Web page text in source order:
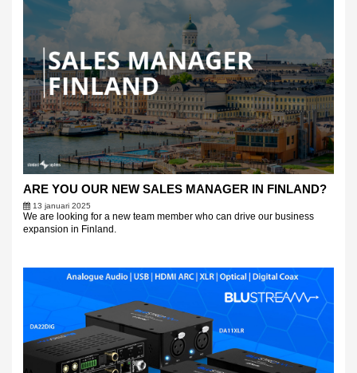
ARE YOU OUR NEW SALES MANAGER IN FINLAND?
13 januari 2025
We are looking for a new team member who can drive our business
expansion in Finland.